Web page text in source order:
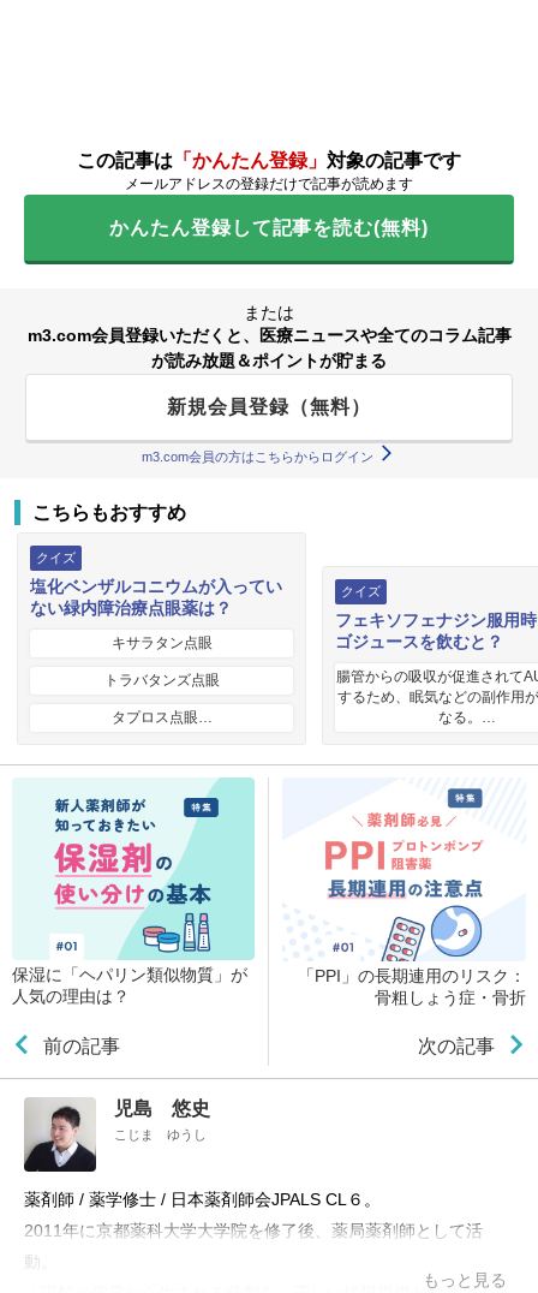
この記事は 「かんたん登録」 対象の記事です
メールアドレスの登録だけで記事が読めます
かんたん登録して記事を読む(無料)
または
m3.com会員登録いただくと、医療ニュースや全てのコラム記事
が読み放題＆ポイントが貯まる
新規会員登録（無料）
m3.com会員の方はこちらからログイン
こちらもおすすめ
クイズ
塩化ベンザルコニウムが入ってい
ない緑内障治療点眼薬は？
キサラタン点眼
トラバタンズ点眼
タプロス点眼…
クイズ
フェキソフェナジン服用
ゴジュースを飲むと？
腸管からの吸収が促進されて
するため、眠気などの副作用
なる。…
保湿に「ヘパリン類似物質」が
人気の理由は？
前の記事
「PPI」の長期連用のリスク：
骨粗しょう症・骨折
次の記事
児島 悠史
こじま ゆうし
薬剤師 / 薬学修士 / 日本薬剤師会JPALS CL６。
2011年に京都薬科大学大学院を修了後、薬局薬剤師として活
動。
もっと見る